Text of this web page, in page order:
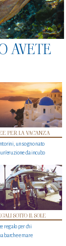
AVETE
PER LA VACANZA
un sogno nato
da incubo
SOTTO IL SOLE
regalo per chi
barche e mare